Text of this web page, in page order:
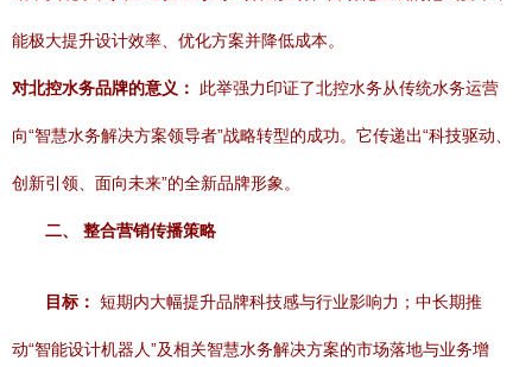
能极大提升设计效率、优化方案并降低成本。
对北控水务品牌的意义： 此举强力印证了北控水务从传统水务运营
向“智慧水务解决方案领导者”战略转型的成功。它传递出“科技驱动、
创新引领、面向未来”的全新品牌形象。
二、 整合营销传播策略
目标： 短期内大幅提升品牌科技感与行业影响力；中长期推
动“智能设计机器人”及相关智慧水务解决方案的市场落地与业务增